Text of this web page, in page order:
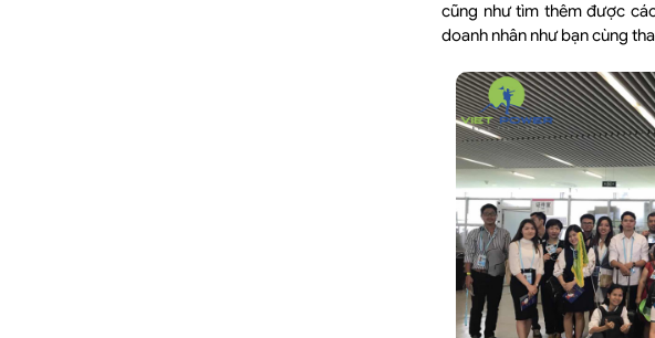
cũng như tìm thêm được
doanh nhân như bạn cùng